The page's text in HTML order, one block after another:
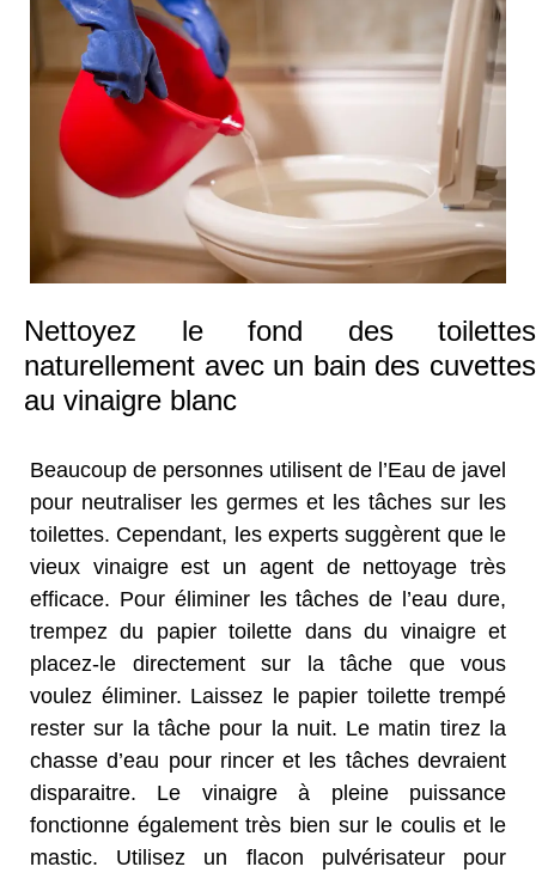
Nettoyez le fond des toilettes
naturellement avec un bain des cuvettes
au vinaigre blanc
Beaucoup de personnes utilisent de l’Eau de javel
pour neutraliser les germes et les tâches sur les
toilettes. Cependant, les experts suggèrent que le
vieux vinaigre est un agent de nettoyage très
efficace. Pour éliminer les tâches de l’eau dure,
trempez du papier toilette dans du vinaigre et
placez-le directement sur la tâche que vous
voulez éliminer. Laissez le papier toilette trempé
rester sur la tâche pour la nuit. Le matin tirez la
chasse d’eau pour rincer et les tâches devraient
disparaitre. Le vinaigre à pleine puissance
fonctionne également très bien sur le coulis et le
mastic. Utilisez un flacon pulvérisateur pour